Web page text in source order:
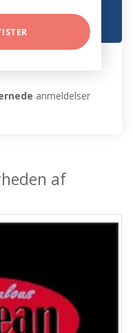
anmeldelser
af